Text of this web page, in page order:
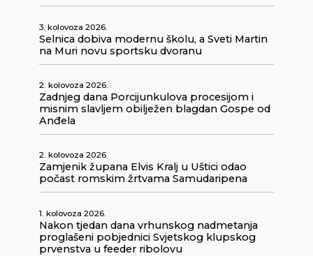
3. kolovoza 2026.
Selnica dobiva modernu školu, a Sveti Martin
na Muri novu sportsku dvoranu
2. kolovoza 2026.
Zadnjeg dana Porcijunkulova procesijom i
misnim slavljem obilježen blagdan Gospe od
Anđela
2. kolovoza 2026.
Zamjenik župana Elvis Kralj u Uštici odao
počast romskim žrtvama Samudaripena
1. kolovoza 2026.
Nakon tjedan dana vrhunskog nadmetanja
proglašeni pobjednici Svjetskog klupskog
prvenstva u feeder ribolovu